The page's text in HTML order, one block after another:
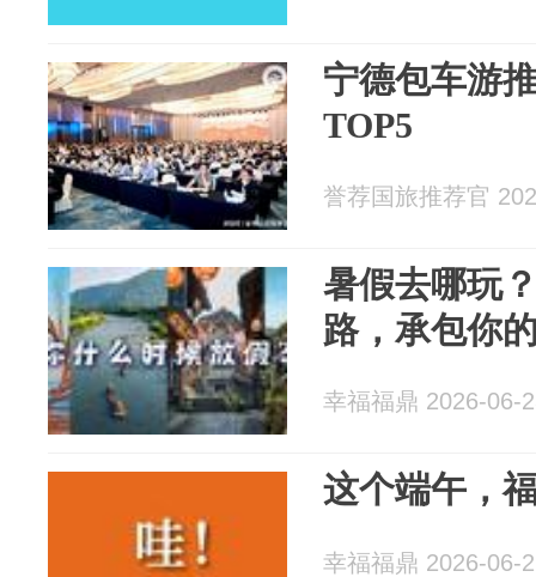
宁德包车游
TOP5
誉荐国旅推荐官
暑假去哪玩
路，承包你
幸福福鼎 2026-06-
这个端午，
幸福福鼎 2026-06-